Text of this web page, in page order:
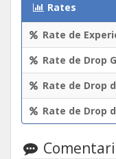
Rates
Rate de
Rate de Drop
Rate de Drop
Rate de Drop